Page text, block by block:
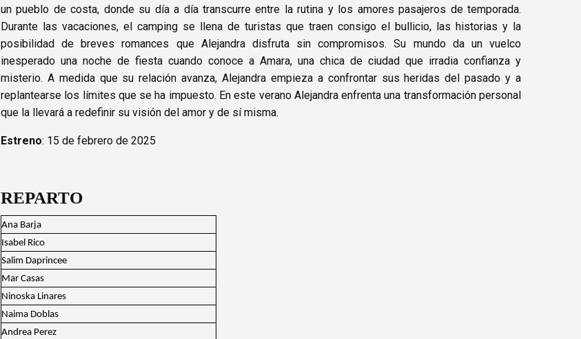
un pueblo de costa, donde su día a día transcurre entre la rutina y los amores pasajeros de temporada.
Durante las vacaciones, el camping se llena de turistas que traen consigo el bullicio, las historias y la
posibilidad de breves romances que Alejandra disfruta sin compromisos. Su mundo da un vuelco
inesperado una noche de fiesta cuando conoce a Amara, una chica de ciudad que irradia confianza y
misterio. A medida que su relación avanza, Alejandra empieza a confrontar sus heridas del pasado y a
replantearse los límites que se ha impuesto. En este verano Alejandra enfrenta una transformación personal
que la llevará a redefinir su visión del amor y de sí misma.
Estreno: 15 de febrero de 2025
REPARTO
Ana Barja
Isabel Rico
Salim Daprincee
Mar Casas
Ninoska Linares
Naima Doblas
Andrea Perez